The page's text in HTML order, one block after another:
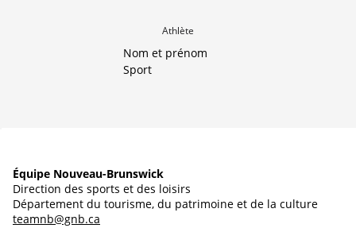
Athlète
Nom et prénom
Sport
Équipe Nouveau-Brunswick
Direction des sports et des loisirs
Département du tourisme, du patrimoine et de la culture
teamnb@gnb.ca